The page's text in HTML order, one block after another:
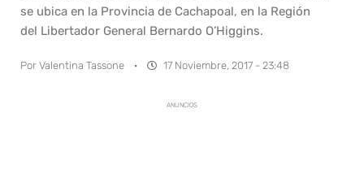
se ubica en la Provincia de Cachapoal, en la Región
del Libertador General Bernardo O’Higgins.
Por Valentina Tassone · 17 Noviembre, 2017 - 23:48
ANUNCIOS